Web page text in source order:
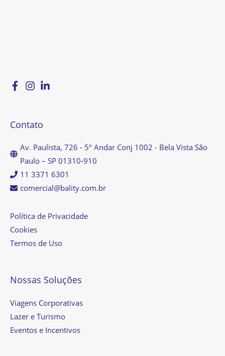
Contato
Av. Paulista, 726 - 5º Andar Conj 1002 - Bela Vista São
Paulo – SP 01310-910
11 3371 6301
comercial@bality.com.br
Política de Privacidade
Cookies
Termos de Uso
Nossas Soluções
Viagens Corporativas
Lazer e Turismo
Eventos e Incentivos